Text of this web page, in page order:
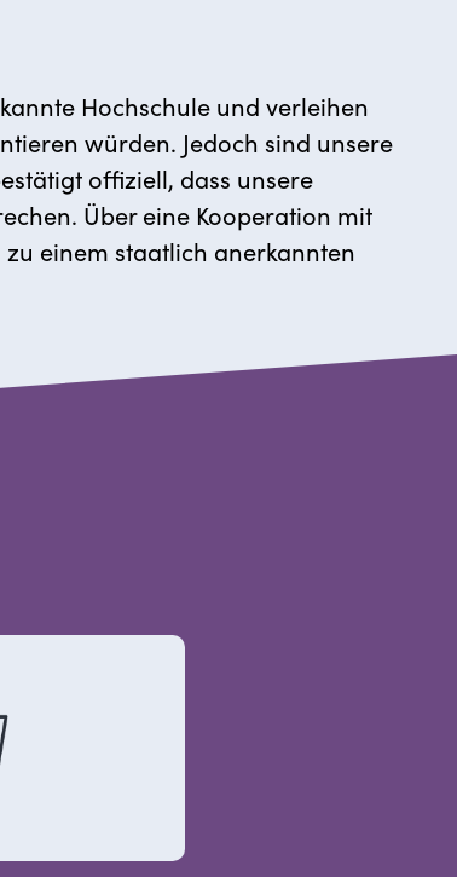
Hochschule und verleihen
würden. Jedoch sind unsere
offiziell, dass unsere
Über eine Kooperation mit
einem staatlich anerkannten